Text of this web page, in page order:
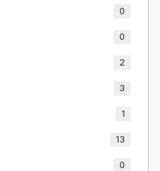
0
0
2
3
1
13
0